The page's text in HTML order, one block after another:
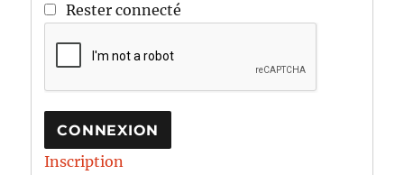
Rester connecté
CONNEXION
Inscription